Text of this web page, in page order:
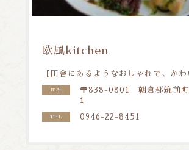
欧風kitchen
【田舎にあるようなおしゃれで、か
住所
〒838-0801 朝倉郡筑前
1
TEL 0946-22-8451